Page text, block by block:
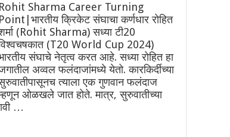
Rohit Sharma Career Turning
Point|भारतीय क्रिकेट संघाचा कर्णधार रोहित
(Rohit Sharma) सध्या टी20
(T20 World Cup 2024)
संघाचे नेतृत्व करत आहे. सध्या रोहित हा
अव्वल फलंदाजांमध्ये येतो. कारकिर्दीच्या
त्याला एक गुणवान फलंदाज
ओळखले जात होते. मात्र, सुरुवातीच्या
…